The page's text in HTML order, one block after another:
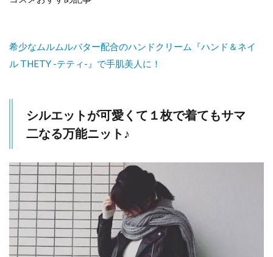
希少なムルムルバター配合のハンドクリーム『ハンド＆ネイ
ル THETY -テティ-』で手肌美人に！
シルエットが可愛くて１枚で着てもサマ
二なる万能ニット♪